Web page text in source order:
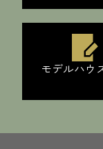
モデルハウ